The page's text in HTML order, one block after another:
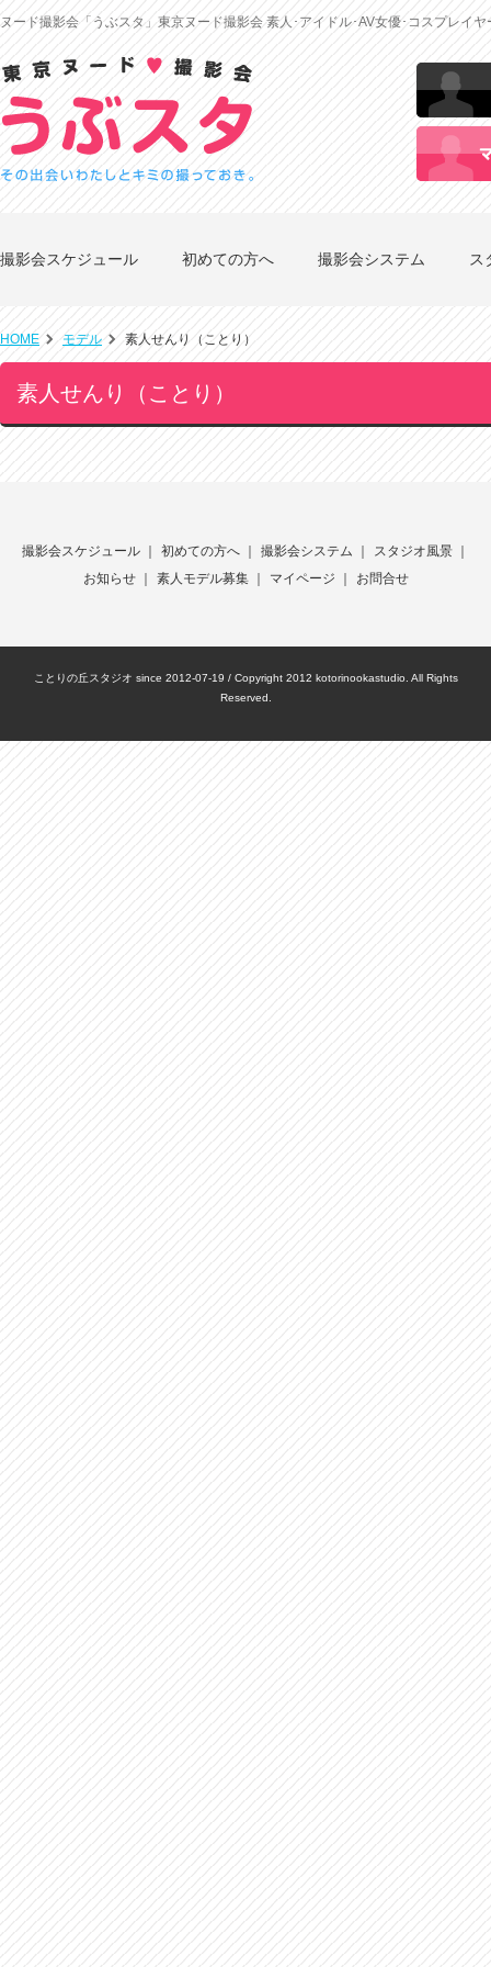
ヌード撮影会「うぶスタ」東京ヌード撮影会 素人･アイドル･AV女優･コスプレイ
撮影会スケジュール 初めての方へ 撮影会システム ス
HOME モデル 素人せんり（ことり）
素人せんり（ことり）
撮影会スケジュール 初めての方へ 撮影会システム スタジオ風景
お知らせ｜ 素人モデル募集｜ マイページ お問合せ
ことりの丘スタジオ since 2012-07-19 / Copyright 2012 kotorinookastudio. All Rights
Reserved.